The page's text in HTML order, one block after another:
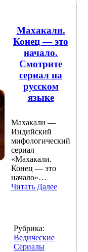
Махакали.
Конец — это
начало.
Смотрите
сериал на
русском
языке
Махакали —
Индийский
мифологический
сериал
«Махакали.
Конец — это
начало»…
Читать Далее
Рубрика:
Ведические
Сериалы